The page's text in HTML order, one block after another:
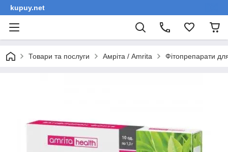
kupuy.net
Товари та послуги Амріта / Amrita Фітопрепарати